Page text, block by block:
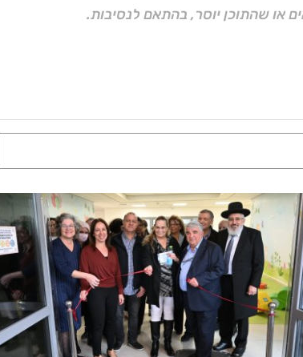
או שהתוכן יוסר, בהתאם לנסיבות.